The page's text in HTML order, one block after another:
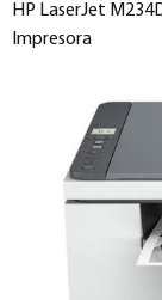
HP LaserJet
Impresora